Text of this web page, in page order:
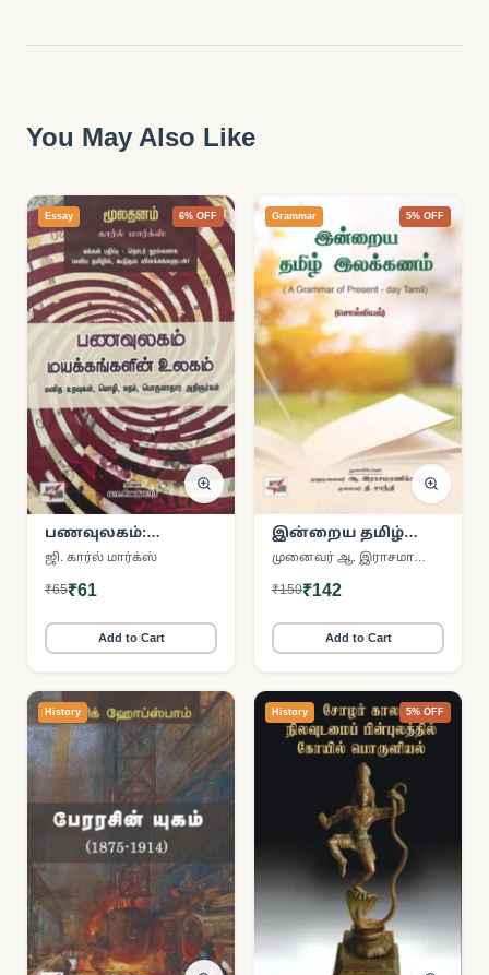
You May Also Like
Essay 6% OFF
பணவுலகம்:
மயக்கங்களின்
ஜி. கார்ல் மார்க்ஸ்
₹65₹61
Add to Cart
Grammar 5% OFF
இன்றைய தமிழ்
இலக்கணம்:
₹150₹142
Add to Cart
History History 5% OFF